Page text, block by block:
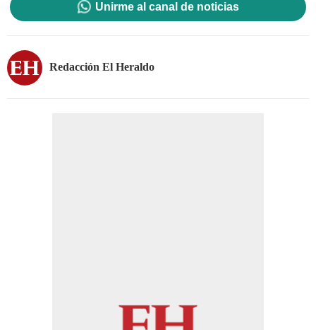
Unirme al canal de noticias
Redacción El Heraldo